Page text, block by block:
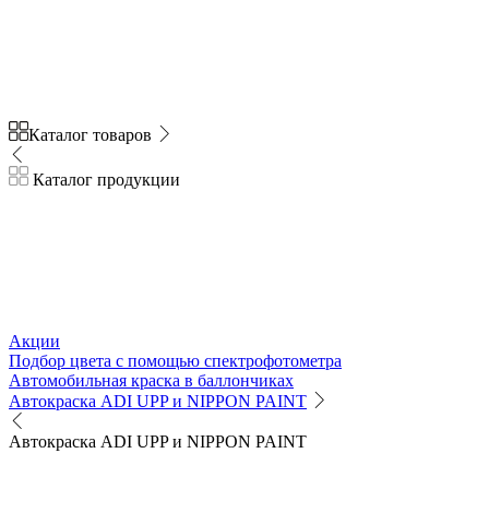
Каталог товаров
Каталог продукции
Акции
Подбор цвета с помощью спектрофотометра
Автомобильная краска в баллончиках
Автокраска ADI UPP и NIPPON PAINT
Автокраска ADI UPP и NIPPON PAINT